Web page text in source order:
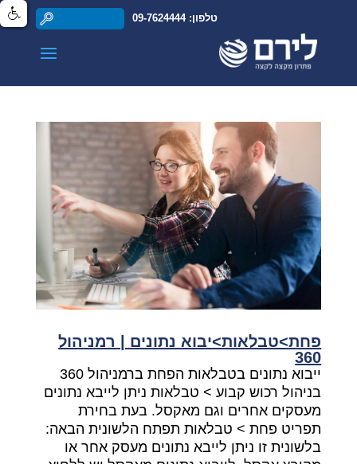
טלפון: 09-7624444
פחת>טבלאות>יבוא נתונים | רמניהול
360
ייבוא נתונים בטבלאות הפחת ברמניהול 360
בניהול רכוש קבוע > טבלאות ניתן לייבא נתונים
מעסקים אחרים וגם מאקסל. בעת בחירת
תפריט פחת > טבלאות תפתח הלשונית הבאה:
בלשונית זו ניתן לייבא נתונים מעסק אחר או